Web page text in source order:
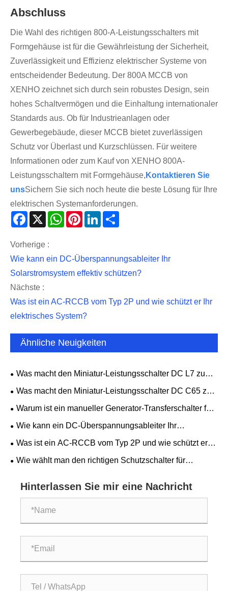
Abschluss
Die Wahl des richtigen 800-A-Leistungsschalters mit
Formgehäuse ist für die Gewährleistung der Sicherheit,
Zuverlässigkeit und Effizienz elektrischer Systeme von
entscheidender Bedeutung. Der 800A MCCB von
XENHO zeichnet sich durch sein robustes Design, sein
hohes Schaltvermögen und die Einhaltung internationaler
Standards aus. Ob für Industrieanlagen oder
Gewerbegebäude, dieser MCCB bietet zuverlässigen
Schutz vor Überlast und Kurzschlüssen. Für weitere
Informationen oder zum Kauf von XENHO 800A-
Leistungsschaltern mit Formgehäuse, Kontaktieren Sie
unsSichern Sie sich noch heute die beste Lösung für Ihre
elektrischen Systemanforderungen.
Facebook
X WhatsAppPinterestLinkedIn
Vorherige :
Wie kann ein DC-Überspannungsableiter Ihr
Solarstromsystem effektiv schützen?
Nächste :
Was ist ein AC-RCCB vom Typ 2P und wie schützt er Ihr
elektrisches System?
Ähnliche Neuigkeiten
Was macht den Miniatur-Leistungsschalter DC L7 zu
einer zuverlässigen Wahl für modernen elektrischen
Was macht den Miniatur-Leistungsschalter DC C65 zu
einer zuverlässigen Wahl für modernen elektrischen
Warum ist ein manueller Generator-Transferschalter für
eine sichere und zuverlässige Notstromversorgung
Wie kann ein DC-Überspannungsableiter Ihr
Solarstromsystem effektiv schützen?
Was ist ein AC-RCCB vom Typ 2P und wie schützt er
Ihr elektrisches System?
Wie wählt man den richtigen Schutzschalter für
Hinterlassen Sie mir eine Nachricht